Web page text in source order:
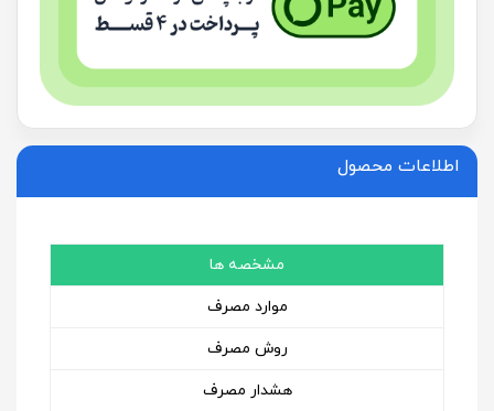
اطلاعات محصول
مشخصه ها
موارد مصرف
روش مصرف
هشدار مصرف